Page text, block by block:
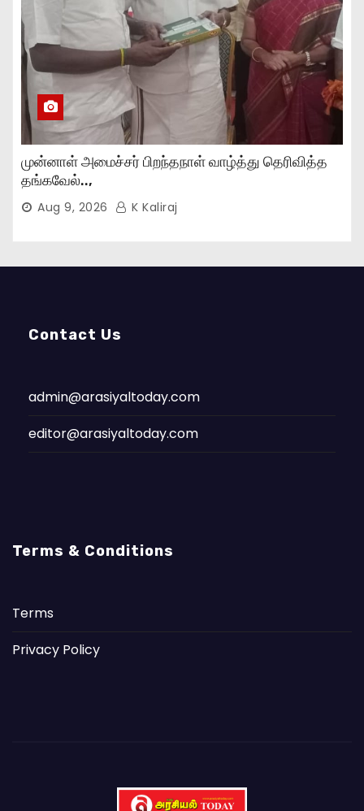
முன்னாள் அமைச்சர் பிறந்தநாள் வாழ்த்து தெரிவித்த
தங்கவேல்..,
Aug 9, 2026 K Kaliraj
Contact Us
admin@arasiyaltoday.com
editor@arasiyaltoday.com
Terms & Conditions
Terms
Privacy Policy